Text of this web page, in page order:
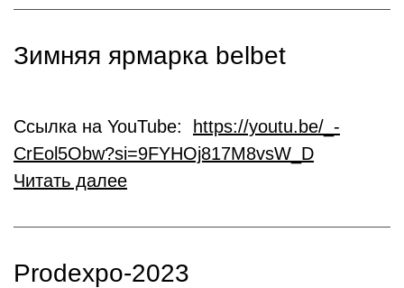
Зимняя ярмарка belbet
Ссылка на YouTube:
https://youtu.be/_-
CrEol5Obw?si=9FYHOj817M8vsW_D
Читать далее
Prodexpo-2023